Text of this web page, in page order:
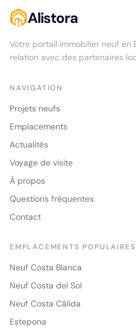
Alistora
Votre portail immobilier neuf en
relation avec des partenaires
NAVIGATION
Projets neufs
Emplacements
Actualités
Voyage de visite
À propos
Questions fréquentes
Contact
EMPLACEMENTS POPULAIRES
Neuf Costa Blanca
Neuf Costa del Sol
Neuf Costa Cálida
Estepona